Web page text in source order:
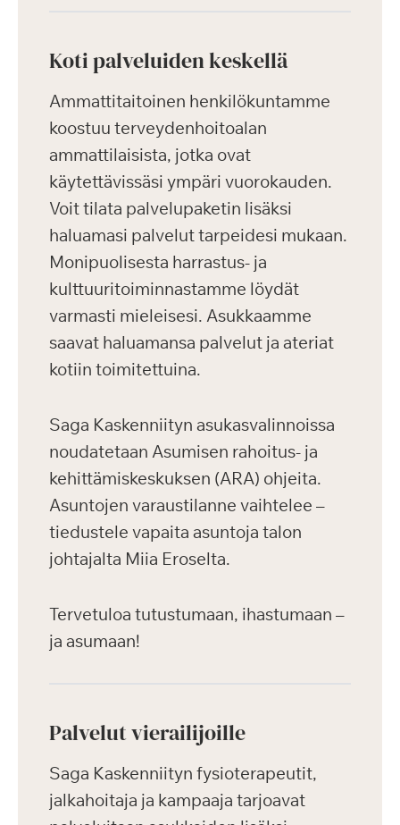
Koti palveluiden keskellä
Ammattitaitoinen henkilökuntamme
koostuu terveydenhoitoalan
ammattilaisista, jotka ovat
käytettävissäsi ympäri vuorokauden.
Voit tilata palvelupaketin lisäksi
haluamasi palvelut tarpeidesi mukaan.
Monipuolisesta harrastus- ja
kulttuuritoiminnastamme löydät
varmasti mieleisesi. Asukkaamme
saavat haluamansa palvelut ja ateriat
kotiin toimitettuina.
Saga Kaskenniityn asukasvalinnoissa
noudatetaan Asumisen rahoitus- ja
kehittämiskeskuksen (ARA) ohjeita.
Asuntojen varaustilanne vaihtelee –
tiedustele vapaita asuntoja talon
johtajalta Miia Eroselta.
Tervetuloa tutustumaan, ihastumaan –
ja asumaan!
Palvelut vierailijoille
Saga Kaskenniityn fysioterapeutit,
jalkahoitaja ja kampaaja tarjoavat